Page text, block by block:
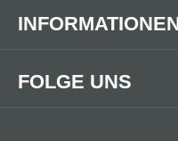
FOLGE UNS